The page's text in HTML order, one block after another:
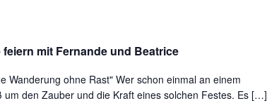
mit Fernande und Beatrice
Wanderung ohne Rast" Wer schon einmal an einem
den Zauber und die Kraft eines solchen Festes. Es […]